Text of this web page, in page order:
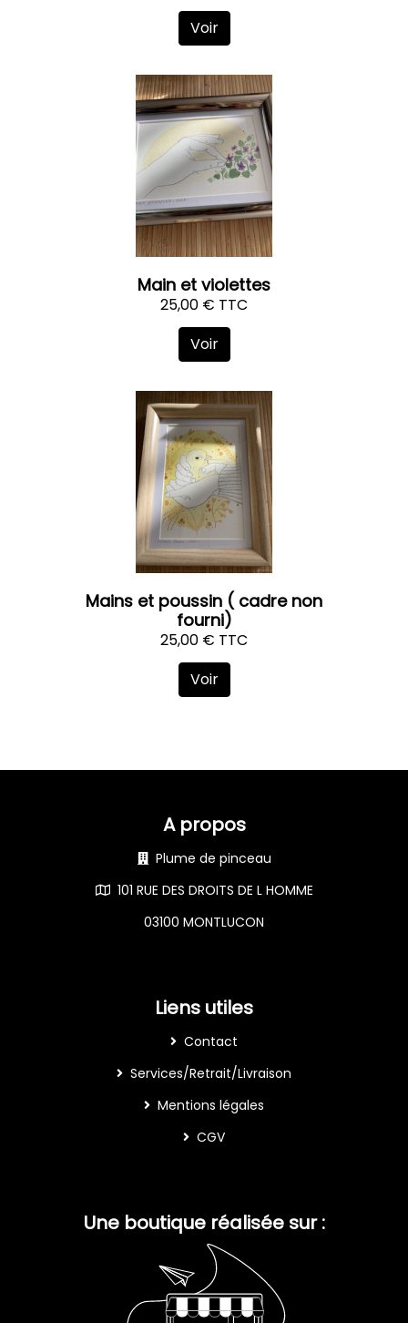
Voir
Main et violettes
25,00 € TTC
Voir
Mains et poussin ( cadre non
fourni)
25,00 € TTC
Voir
A propos
Plume de pinceau
101 RUE DES DROITS DE L HOMME
03100 MONTLUCON
Liens utiles
Contact
Services/Retrait/Livraison
Mentions légales
CGV
Une boutique réalisée sur :